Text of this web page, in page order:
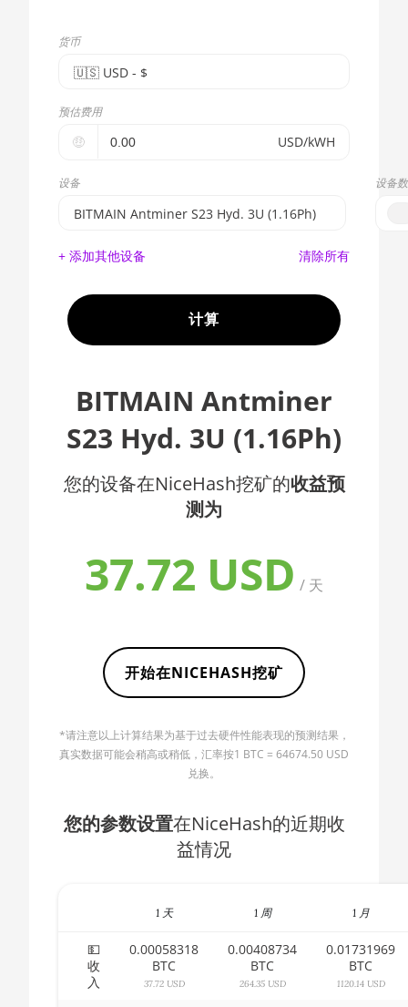
货币
🇺🇸ㅤ USD - $
🇪🇺ㅤ EUR - €
🇺🇸ㅤ USD - $
🇨🇳ㅤ CNY - CN¥
🇬🇧ㅤ GBP - £
🇦🇪ㅤ AED
🇦🇫ㅤ AFN - Af
🇦🇲ㅤ AMD
🇧🇶ㅤ ANG - ƒ
🇦🇴ㅤ AOA - Kz
🏳ㅤ AWG - ƒ
🇧🇦ㅤ BAM - KM
🏳ㅤ BBD - Bds$
🇧🇬ㅤ BGN
🇧🇮ㅤ BIF - FBu
🇧🇷ㅤ BRL - R$
🏳ㅤ BSD - B$
预估费用
🤑 USD/kWH
设备
BITMAIN Antminer S23 Hyd. 3U (1.16Ph)
BITMAIN AntMiner S17e (64Th)
AMD CPU EPYC 7352
AMD CPU EPYC 7402
AMD CPU EPYC 7551
AMD CPU EPYC 7601
AMD CPU EPYC 7742
AMD CPU Ryzen 3 1300X
AMD CPU Ryzen 5 1500X
AMD CPU Ryzen 5 1600X
AMD CPU Ryzen 5 2600
AMD CPU Ryzen 5 3500X
AMD CPU Ryzen 5 3600X
AMD CPU Ryzen 5 3600XT
AMD CPU Ryzen 5 7600X
AMD CPU Ryzen 7 1700
AMD CPU Ryzen 7 1700X
设备
+ 添加其他设备 清除所有
计算
BITMAIN Antminer
S23 Hyd. 3U (1.16Ph)
您的设备在NiceHash挖矿的收益预
测为
37.72 USD/ 天
开始在NICEHASH挖矿
*请注意以上计算结果为基于过去硬件性能表现的预测结果，
真实数据可能会稍高或稍低，汇率按1 BTC = 64674.50 USD
兑换。
您的参数设置在NiceHash的近期收
益情况
1 天 1 周 1 月
💵
收
入
0.00058318
BTC
37.72 USD
0.00408734
BTC
264.35 USD
0.01731969
BTC
1120.14 USD